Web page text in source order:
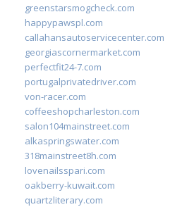
greenstarsmogcheck.com
happypawspl.com
callahansautoservicecenter.com
georgiascornermarket.com
perfectfit24-7.com
portugalprivatedriver.com
von-racer.com
coffeeshopcharleston.com
salon104mainstreet.com
alkaspringswater.com
318mainstreet8h.com
lovenailsspari.com
oakberry-kuwait.com
quartzliterary.com